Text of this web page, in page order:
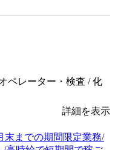
ペレーター・検査 / 化
詳細を表示